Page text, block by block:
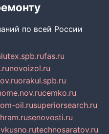
по всей России
fas.ru
novoizol.ru
orakul.spb.ru
cemko.ru
oil.rusuperiorsearch.ru
senovosti.ru
technosaratov.ru